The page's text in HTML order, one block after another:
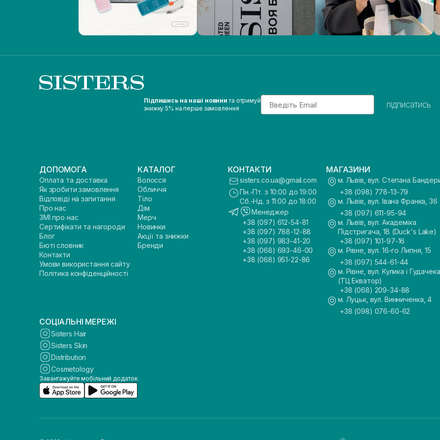
Підпишись на наші новини та отримуй
знижку 5% на перше замовлення
Email
підписатись
ДОПОМОГА
Оплата та доставка
Як зробити замовлення
Відповіді на запитання
Про нас
ЗМІ про нас
Сертифікати та нагороди
Блог
Бюті словник
Контакти
Умови використання сайту
Політика конфіденційності
КАТАЛОГ
Волосся
Обличчя
Тіло
Дім
Мерч
Новинки
Акції та знижки
Бренди
КОНТАКТИ
sisters.co.ua@gmail.com
Пн.-Пт. з 10:00 до 19:00
Сб.-Нд. з 11:00 до 18:00
Менеджер
+38 (097) 612-54-81
+38 (097) 788-12-88
+38 (097) 983-41-20
+38 (068) 693-46-00
+38 (068) 951-22-86
МАГАЗИНИ
м. Львів, вул. Степана
+38 (098) 778-13-79
м. Львів, вул. Івана Франка, 36
+38 (097) 611-95-94
м. Львів, вул. Академіка
Підстригача, 1В (Duck's Lake)
+38 (097) 101-97-16
м. Рівне, вул. 16-го Липня, 15
+38 (097) 544-61-44
м. Рівне, вул. Кулика і
(ТЦ Екватор)
+38 (068) 209-34-88
м. Луцьк, вул. Винниченка, 4
+38 (098) 076-60-62
СОЦІАЛЬНІ МЕРЕЖІ
Sisters Hair
Sisters Skin
Distribution
Cosmetology
Завантажуйте мобільний додаток